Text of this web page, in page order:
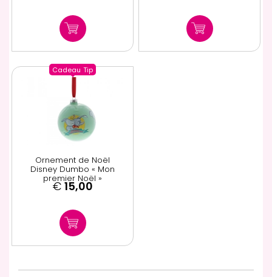
Cadeau Tip
Ornement de Noël
Disney Dumbo « Mon
premier Noël »
€ 15,00